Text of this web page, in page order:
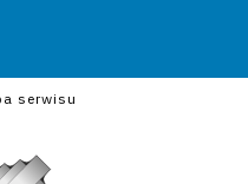
serwisuSerwis